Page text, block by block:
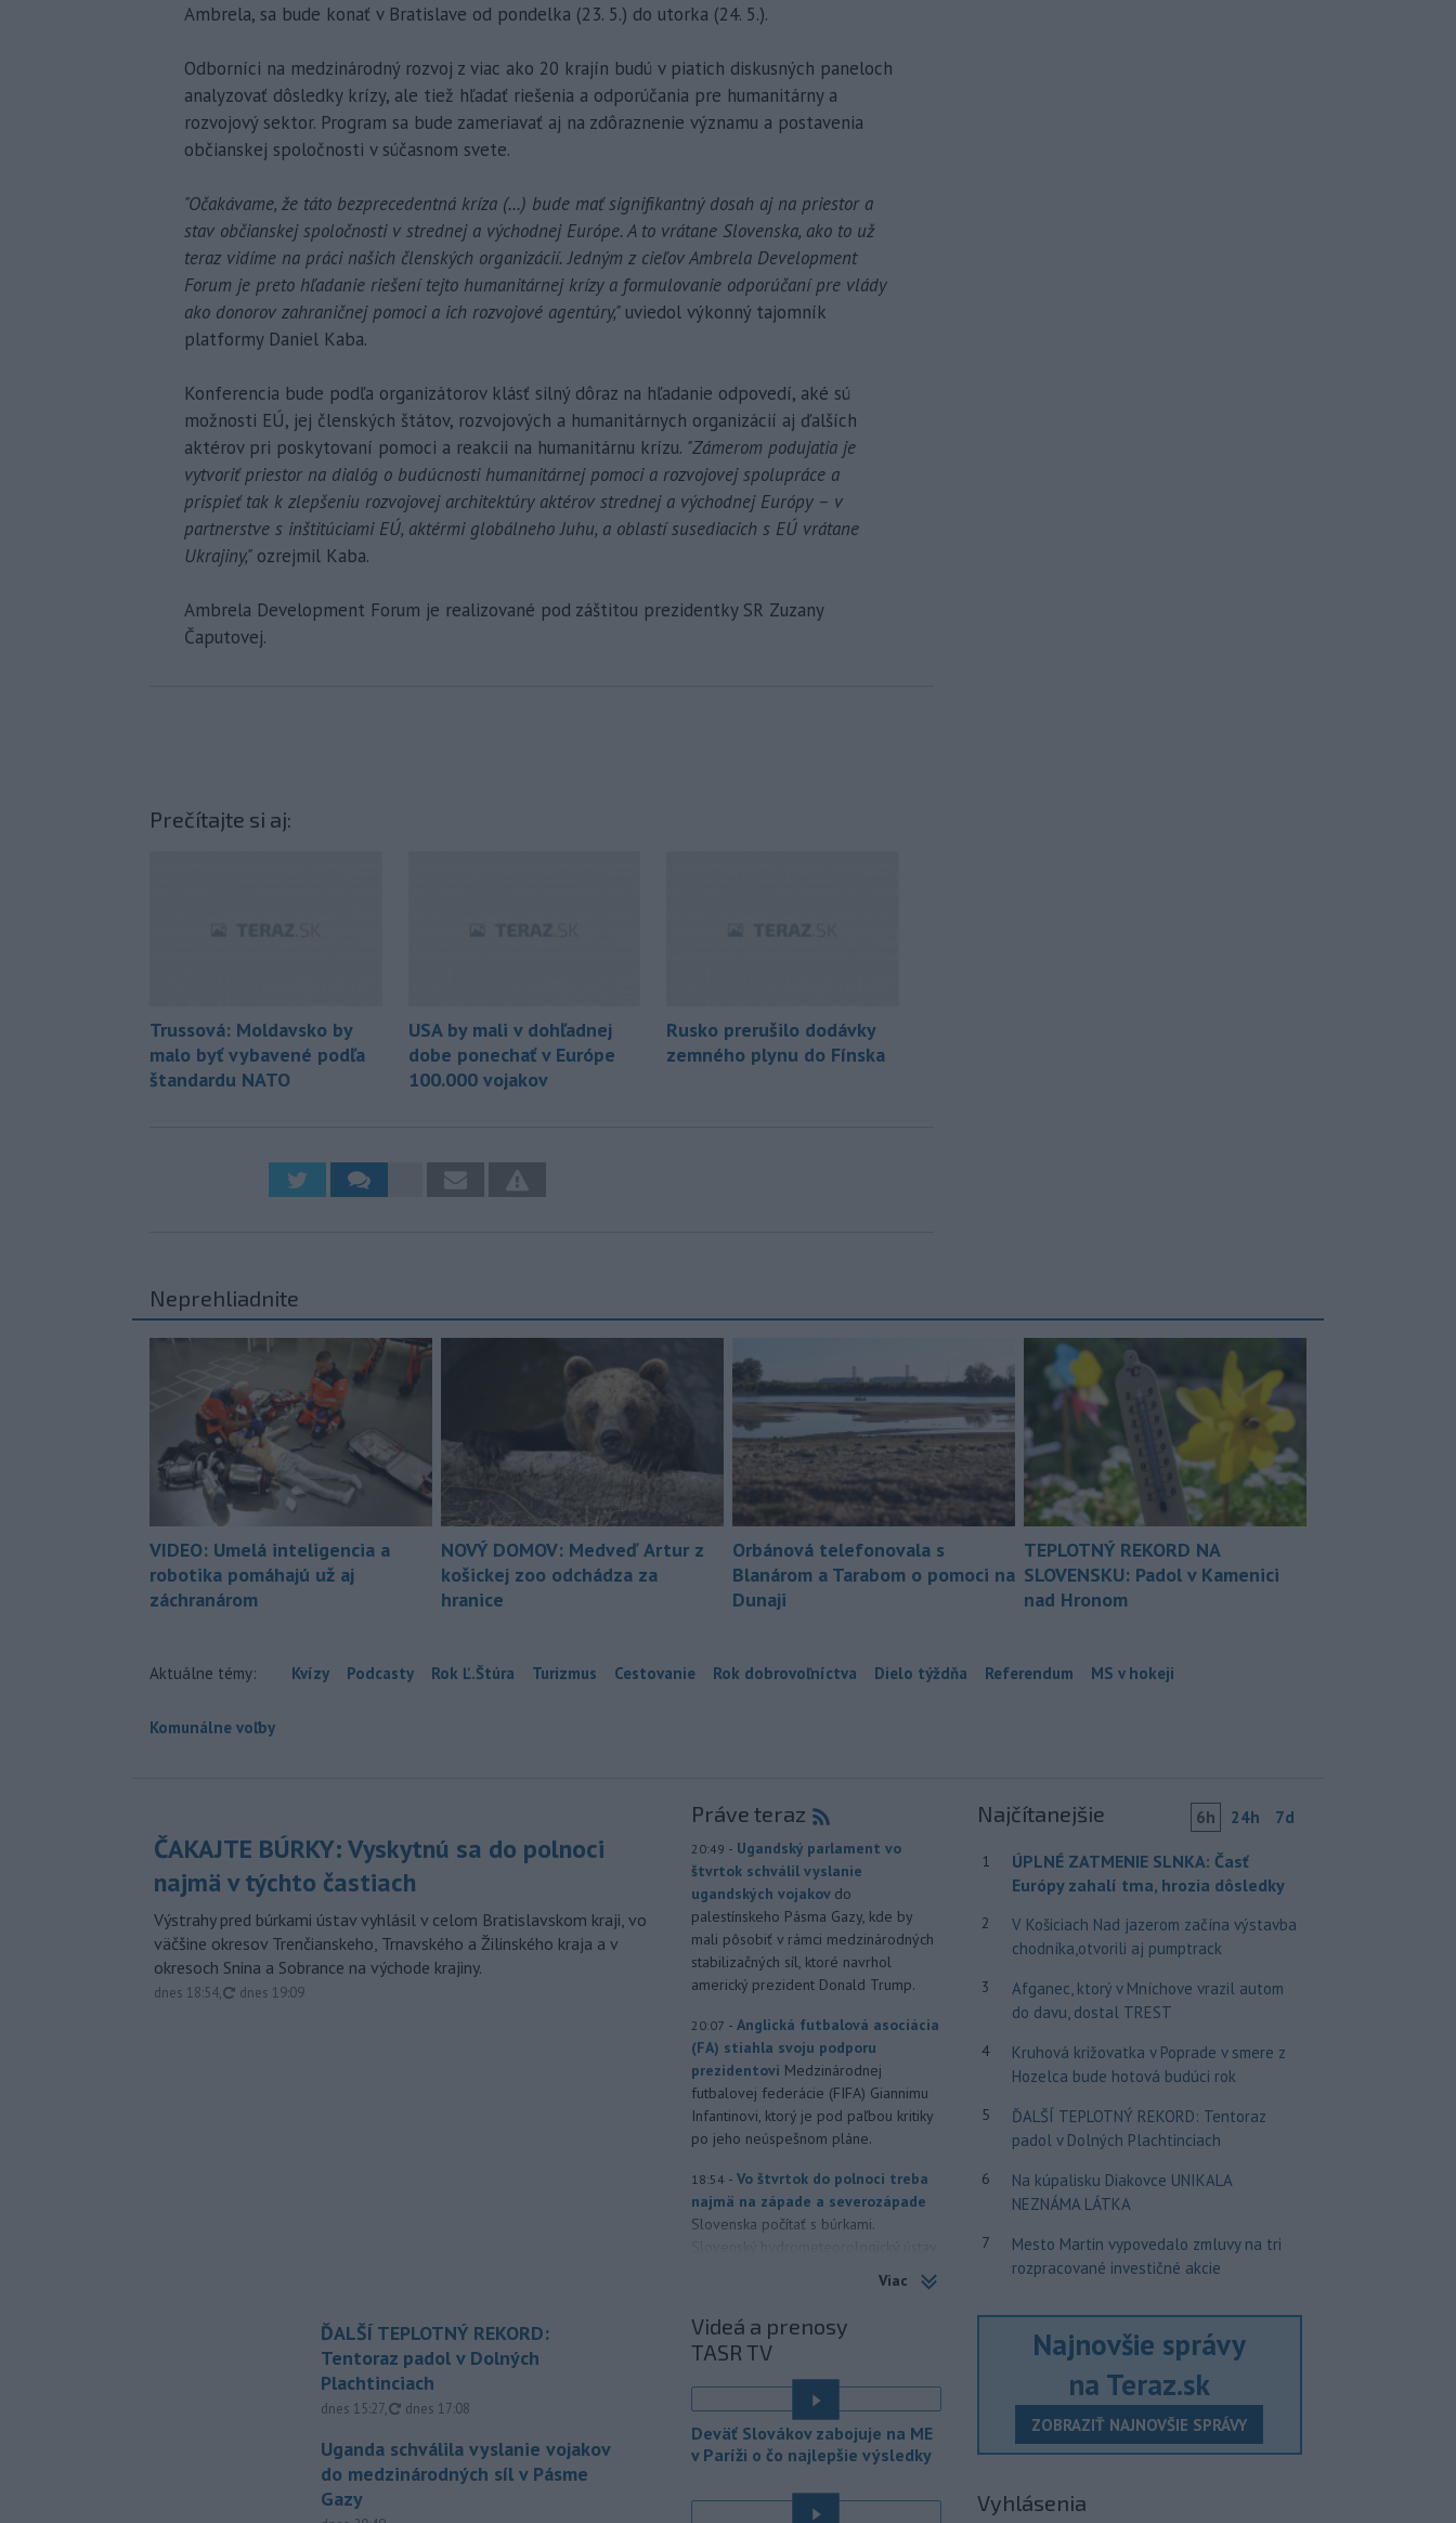
Ambrela, sa bude konať v Bratislave od pondelka (23. 5.) do utorka (24. 5.).
Odborníci na medzinárodný rozvoj z viac ako 20 krajín budú v piatich diskusných paneloch
analyzovať dôsledky krízy, ale tiež hľadať riešenia a odporúčania pre humanitárny a
rozvojový sektor. Program sa bude zameriavať aj na zdôraznenie významu a postavenia
občianskej spoločnosti v súčasnom svete.
"Očakávame, že táto bezprecedentná kríza (...) bude mať signifikantný dosah aj na priestor a
stav občianskej spoločnosti v strednej a východnej Európe. A to vrátane Slovenska, ako to už
teraz vidíme na práci našich členských organizácií. Jedným z cieľov Ambrela Development
Forum je preto hľadanie riešení tejto humanitárnej krízy a formulovanie odporúčaní pre vlády
ako donorov zahraničnej pomoci a ich rozvojové agentúry," uviedol výkonný tajomník
platformy Daniel Kaba.
Konferencia bude podľa organizátorov klásť silný dôraz na hľadanie odpovedí, aké sú
možnosti EÚ, jej členských štátov, rozvojových a humanitárnych organizácií aj ďalších
aktérov pri poskytovaní pomoci a reakcii na humanitárnu krízu. "Zámerom podujatia je
vytvoriť priestor na dialóg o budúcnosti humanitárnej pomoci a rozvojovej spolupráce a
prispieť tak k zlepšeniu rozvojovej architektúry aktérov strednej a východnej Európy – v
partnerstve s inštitúciami EÚ, aktérmi globálneho Juhu, a oblastí susediacich s EÚ vrátane
Ukrajiny," ozrejmil Kaba.
Ambrela Development Forum je realizované pod záštitou prezidentky SR Zuzany
Čaputovej.
Prečítajte si aj:
Trussová: Moldavsko by
malo byť vybavené podľa
štandardu NATO
USA by mali v dohľadnej
dobe ponechať v Európe
100.000 vojakov
Rusko prerušilo dodávky
zemného plynu do Fínska
Neprehliadnite
VIDEO: Umelá inteligencia a
robotika pomáhajú už aj
záchranárom
NOVÝ DOMOV: Medveď Artur z
košickej zoo odchádza za
hranice
Orbánová telefonovala s
Blanárom a Tarabom o pomoci na
Dunaji
TEPLOTNÝ REKORD NA
SLOVENSKU: Padol v Kamenici
nad Hronom
Aktuálne témy: Kvízy Podcasty Rok Ľ.Štúra Turizmus Cestovanie Rok dobrovoľníctva Dielo týždňa Referendum MS v hokeji
Komunálne voľby
ČAKAJTE BÚRKY: Vyskytnú sa do polnoci
najmä v týchto častiach
Výstrahy pred búrkami ústav vyhlásil v celom Bratislavskom kraji, vo
väčšine okresov Trenčianskeho, Trnavského a Žilinského kraja a v
okresoch Snina a Sobrance na východe krajiny.
dnes 18:54, aktualizované
dnes 19:09
ĎALŠÍ TEPLOTNÝ REKORD:
Tentoraz padol v Dolných
Plachtinciach
dnes 15:27, aktualizované
dnes 17:08
Uganda schválila vyslanie vojakov
do medzinárodných síl v Pásme
Gazy
Práve teraz
20:49 - Ugandský parlament vo
štvrtok schválil vyslanie
ugandských vojakov do
palestínskeho Pásma Gazy, kde by
mali pôsobiť v rámci medzinárodných
stabilizačných síl, ktoré navrhol
americký prezident Donald Trump.
20:07 - Anglická futbalová asociácia
(FA) stiahla svoju podporu
prezidentovi Medzinárodnej
futbalovej federácie (FIFA) Giannimu
Infantinovi, ktorý je pod paľbou kritiky
po jeho neúspešnom pláne.
18:54 - Vo štvrtok do polnoci treba
najmä na západe a severozápade
Slovenska počítať s búrkami.
(SHMÚ) vydal výstrahy prvého stupňa.
Platia aj v okresoch Snina a Sobrance.
18:19 - Polícia v súčinnosti s ďalšími
záchrannými zložkami zasahuje
termálnom kúpalisku v Diakovciach.
- V dunajských prístavoch v
Bratislave, Komárne a Štúrove v
prvom polroku 2026 zaznamenali
kajutových a výletných plavidiel.
Viac
Videá a prenosy
TASR TV
Deväť Slovákov zabojuje na ME
v Paríži o čo najlepšie výsledky
Najčítanejšie 6h 24h 7d
1
ÚPLNÉ ZATMENIE SLNKA: Časť
Európy zahalí tma, hrozia dôsledky
2
V Košiciach Nad jazerom začína výstavba
chodníka,otvorili aj pumptrack
3
Afganec, ktorý v Mníchove vrazil autom
do davu, dostal TREST
4
Kruhová križovatka v Poprade v smere z
Hozelca bude hotová budúci rok
5
ĎALŠÍ TEPLOTNÝ REKORD: Tentoraz
padol v Dolných Plachtinciach
6
Na kúpalisku Diakovce UNIKALA
NEZNÁMA LÁTKA
7
Mesto Martin vypovedalo zmluvy na tri
rozpracované investičné akcie
Najnovšie správy
na Teraz.sk
ZOBRAZIŤ NAJNOVŠIE SPRÁVY
Vyhlásenia